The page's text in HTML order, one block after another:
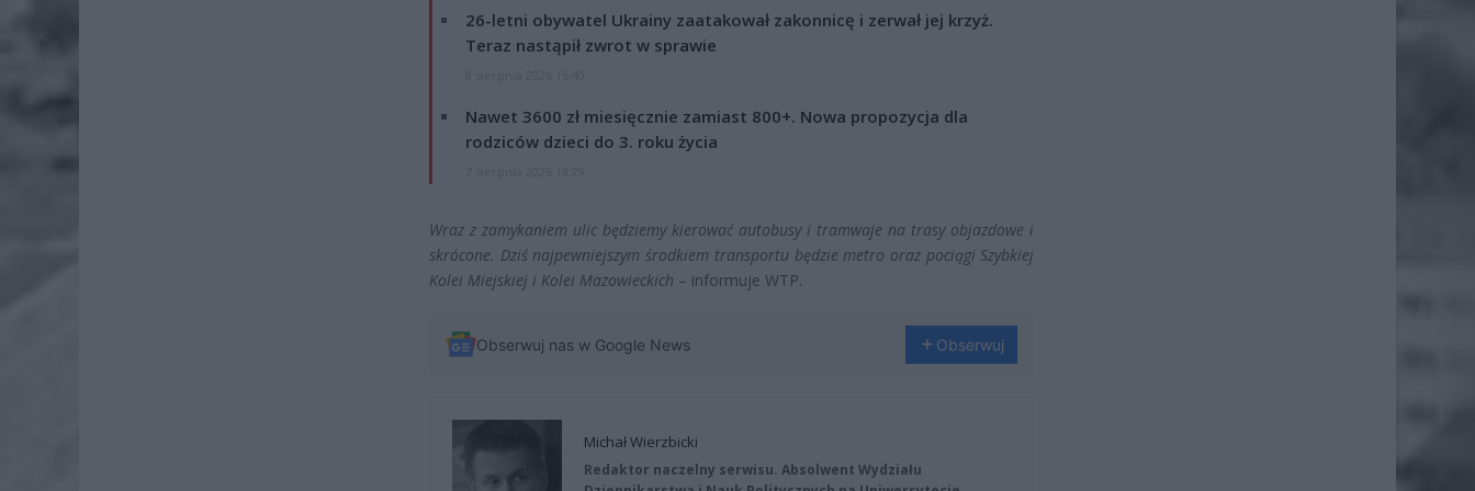
26-letni obywatel Ukrainy zaatakował zakonnicę i zerwał jej krzyż.
Teraz nastąpił zwrot w sprawie
Nawet 3600 zł miesięcznie zamiast 800+. Nowa propozycja dla
rodziców dzieci do 3. roku życia
Wraz z zamykaniem ulic będziemy kierować autobusy i tramwaje na trasy objazdowe i
skrócone. Dziś najpewniejszym środkiem transportu będzie metro oraz pociągi Szybkiej
Kolei Miejskiej i Kolei Mazowieckich – informuje WTP.
Obserwuj nas w Google News Obserwuj
Michał Wierzbicki
Redaktor naczelny serwisu. Absolwent Wydziału